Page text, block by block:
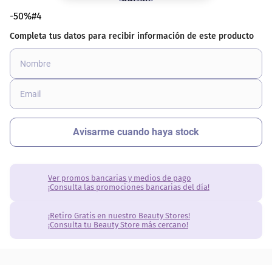
-50%#4
Ver promos bancarias y medios de pago
¡Consulta las promociones bancarias del día!
¡Retiro Gratis en nuestro Beauty Stores!
¡Consulta tu Beauty Store más cercano!
9. cher
10. nyx